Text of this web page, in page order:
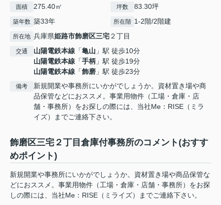
面積 275.40㎡ 坪数 83.30坪
築年数 築33年 所在階 1-2階/2階建
所在地 兵庫県姫路市飾磨区三宅２丁目
交通 山陽電鉄本線 「亀山 」駅 徒歩10分
山陽電鉄本線 「手柄 」駅 徒歩19分
山陽電鉄本線 「飾磨 」駅 徒歩23分
備考
新規開業や事務所にいかがでしょうか。資材置き場や商
品保管などにおススメ。事業用物件（工場・倉庫・店
舗・事務所）をお探しの際には、当社Me：RISE（ミラ
イズ）までご連絡下さい。
飾磨区三宅２丁目倉庫付事務所のコメント(おすす
めポイント)
新規開業や事務所にいかがでしょうか。資材置き場や商品保管な
どにおススメ。事業用物件（工場・倉庫・店舗・事務所）をお探
しの際には、当社Me：RISE（ミライズ）までご連絡下さい。